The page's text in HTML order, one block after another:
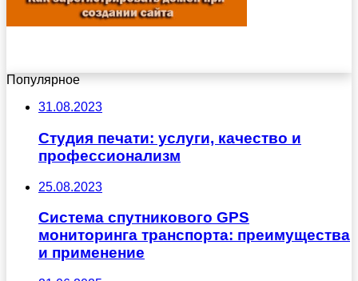
Популярное
31.08.2023
Студия печати: услуги, качество и
профессионализм
25.08.2023
Система спутникового GPS
мониторинга транспорта: преимущества
и применение